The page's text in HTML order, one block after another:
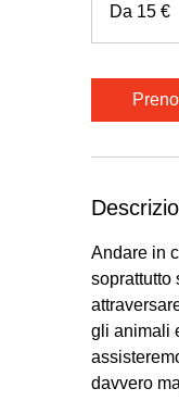
Da 15 €
Andare in
soprattutto
gli animali
davvero